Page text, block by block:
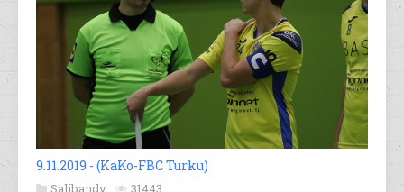
9.11.2019 - (KaKo-FBC Turku)
Salibandy 31443